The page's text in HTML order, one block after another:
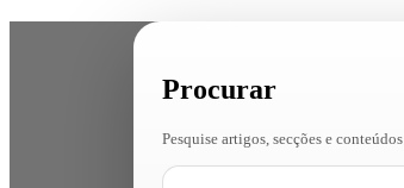
Procurar
Pesquise artigos, secções e conteúdos